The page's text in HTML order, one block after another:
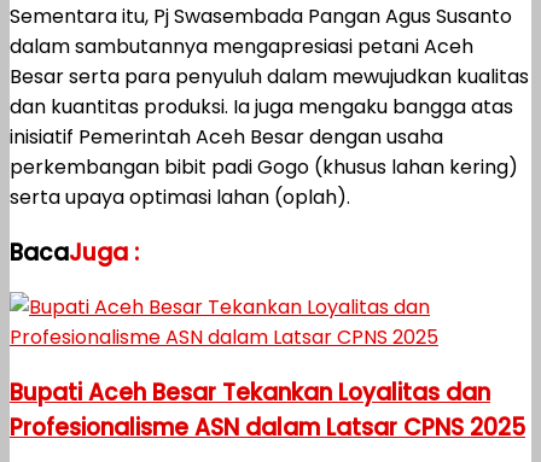
Sementara itu, Pj Swasembada Pangan Agus Susanto
dalam sambutannya mengapresiasi petani Aceh
Besar serta para penyuluh dalam mewujudkan kualitas
dan kuantitas produksi. Ia juga mengaku bangga atas
inisiatif Pemerintah Aceh Besar dengan usaha
perkembangan bibit padi Gogo (khusus lahan kering)
serta upaya optimasi lahan (oplah).
BacaJuga :
Bupati Aceh Besar Tekankan Loyalitas dan
Profesionalisme ASN dalam Latsar CPNS 2025